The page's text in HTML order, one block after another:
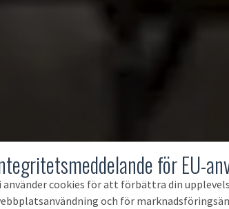
för EU-
använder cookies för att förbättra din
och för